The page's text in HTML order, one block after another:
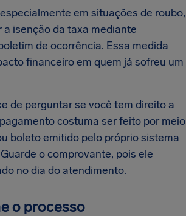
em situações de roubo,
isenção da taxa mediante
de ocorrência. Essa medida
financeiro em quem já sofreu um
de perguntar se você tem direito a
costuma ser feito por meio
boleto emitido pelo próprio sistema
o comprovante, pois ele
no dia do atendimento.
o processo